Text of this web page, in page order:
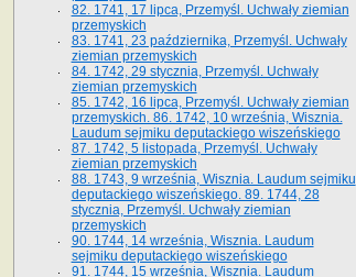
82. 1741, 17 lipca, Przemyśl. Uchwały ziemian
przemyskich
83. 1741, 23 października, Przemyśl. Uchwały
ziemian przemyskich
84. 1742, 29 stycznia, Przemyśl. Uchwały
ziemian przemyskich
85. 1742, 16 lipca, Przemyśl. Uchwały ziemian
przemyskich. 86. 1742, 10 września, Wisznia.
Laudum sejmiku deputackiego wiszeńskiego
87. 1742, 5 listopada, Przemyśl. Uchwały
ziemian przemyskich
88. 1743, 9 września, Wisznia. Laudum sejmiku
deputackiego wiszeńskiego. 89. 1744, 28
stycznia, Przemyśl. Uchwały ziemian
przemyskich
90. 1744, 14 września, Wisznia. Laudum
sejmiku deputackiego wiszeńskiego
91. 1744, 15 września, Wisznia. Laudum